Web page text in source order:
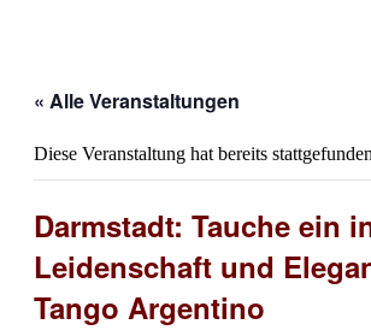
« Alle Veranstaltungen
Diese Veranstaltung hat bereits
Darmstadt: Tauche ein
Leidenschaft und
Tango Argentino